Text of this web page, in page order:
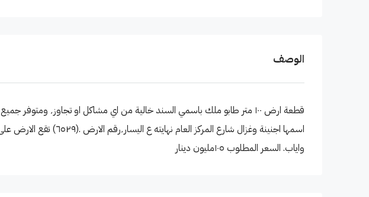
الوصف
واياب. السعر المطلوب ١٠٥مليون دينار